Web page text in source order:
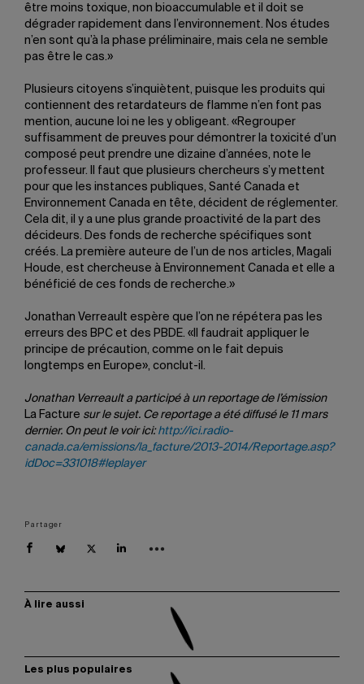
être moins toxique, non bioaccumulable et il doit se
dégrader rapidement dans l’environnement. Nos études
n’en sont qu’à la phase préliminaire, mais cela ne semble
pas être le cas.»
Plusieurs citoyens s’inquiètent, puisque les produits qui
contiennent des retardateurs de flamme n’en font pas
mention, aucune loi ne les y obligeant. «Regrouper
suffisamment de preuves pour démontrer la toxicité d’un
composé peut prendre une dizaine d’années, note le
professeur. Il faut que plusieurs chercheurs s’y mettent
pour que les instances publiques, Santé Canada et
Environnement Canada en tête, décident de réglementer.
Cela dit, il y a une plus grande proactivité de la part des
décideurs. Des fonds de recherche spécifiques sont
créés. La première auteure de l’un de nos articles, Magali
Houde, est chercheuse à Environnement Canada et elle a
bénéficié de ces fonds de recherche.»
Jonathan Verreault espère que l’on ne répétera pas les
erreurs des BPC et des PBDE. «Il faudrait appliquer le
principe de précaution, comme on le fait depuis
longtemps en Europe», conclut-il.
Jonathan Verreault a participé à un reportage de l’émission
La Facture sur le sujet. Ce reportage a été diffusé le 11 mars
dernier. On peut le voir ici: http://ici.radio-
canada.ca/emissions/la_facture/2013-2014/Reportage.asp?
idDoc=331018#leplayer
Partager
À lire aussi
Les plus populaires